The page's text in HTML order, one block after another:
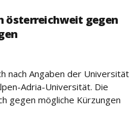
österreichweit gegen
nach Angaben der Universität
Adria-Universität. Die
gegen mögliche Kürzungen